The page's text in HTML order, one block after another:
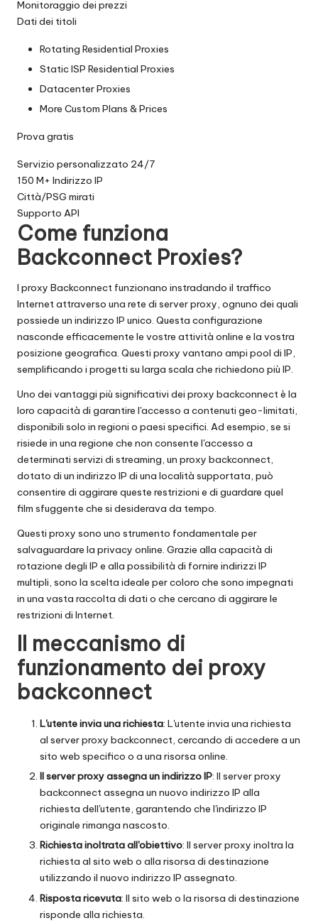
Monitoraggio dei prezzi
Dati dei titoli
Rotating Residential Proxies
Static ISP Residential Proxies
Datacenter Proxies
More Custom Plans & Prices
Prova gratis
Servizio personalizzato 24/7
150 M+ Indirizzo IP
Città/PSG mirati
Supporto API
Come funziona
Backconnect Proxies?
I proxy Backconnect funzionano instradando il traffico
Internet attraverso una rete di server proxy, ognuno dei quali
possiede un indirizzo IP unico. Questa configurazione
nasconde efficacemente le vostre attività online e la vostra
posizione geografica. Questi proxy vantano ampi pool di IP,
semplificando i progetti su larga scala che richiedono più IP.
Uno dei vantaggi più significativi dei proxy backconnect è la
loro capacità di garantire l'accesso a contenuti geo-limitati,
disponibili solo in regioni o paesi specifici. Ad esempio, se si
risiede in una regione che non consente l'accesso a
determinati servizi di streaming, un proxy backconnect,
dotato di un indirizzo IP di una località supportata, può
consentire di aggirare queste restrizioni e di guardare quel
film sfuggente che si desiderava da tempo.
Questi proxy sono uno strumento fondamentale per
salvaguardare la privacy online. Grazie alla capacità di
rotazione degli IP e alla possibilità di fornire indirizzi IP
multipli, sono la scelta ideale per coloro che sono impegnati
in una vasta raccolta di dati o che cercano di aggirare le
restrizioni di Internet.
Il meccanismo di
funzionamento dei proxy
backconnect
L'utente invia una richiesta: L'utente invia una richiesta
al server proxy backconnect, cercando di accedere a un
sito web specifico o a una risorsa online.
Il server proxy assegna un indirizzo IP: Il server proxy
backconnect assegna un nuovo indirizzo IP alla
richiesta dell'utente, garantendo che l'indirizzo IP
originale rimanga nascosto.
Richiesta inoltrata all'obiettivo: Il server proxy inoltra la
richiesta al sito web o alla risorsa di destinazione
utilizzando il nuovo indirizzo IP assegnato.
Risposta ricevuta: Il sito web o la risorsa di destinazione
risponde alla richiesta.